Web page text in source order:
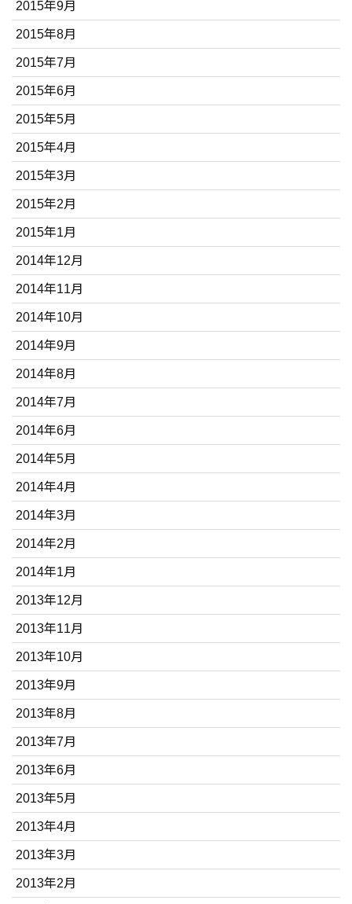
2015年9月
2015年8月
2015年7月
2015年6月
2015年5月
2015年4月
2015年3月
2015年2月
2015年1月
2014年12月
2014年11月
2014年10月
2014年9月
2014年8月
2014年7月
2014年6月
2014年5月
2014年4月
2014年3月
2014年2月
2014年1月
2013年12月
2013年11月
2013年10月
2013年9月
2013年8月
2013年7月
2013年6月
2013年5月
2013年4月
2013年3月
2013年2月